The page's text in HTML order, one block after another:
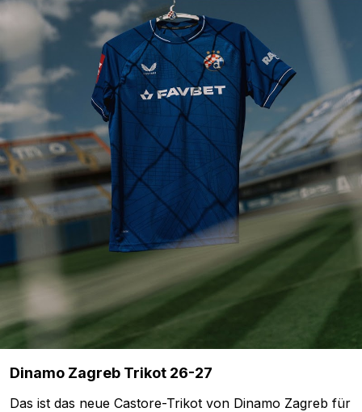
Dinamo Zagreb Trikot 26-27
Das ist das neue Castore-Trikot von Dinamo Zagreb für